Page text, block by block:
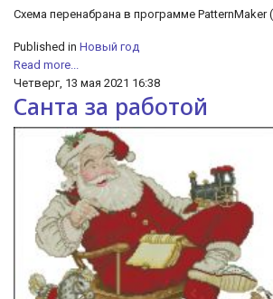
Схема перенабрана в программе PatternMaker
Published in Новый год
Read more...
Четверг, 13 мая 2021 16:38
Санта за работой